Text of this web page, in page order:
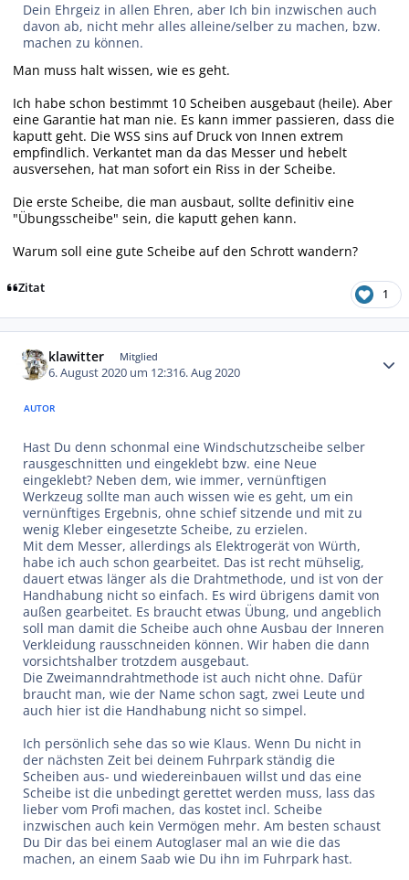
Dein Ehrgeiz in allen Ehren, aber Ich bin inzwischen auch
davon ab, nicht mehr alles alleine/selber zu machen, bzw.
machen zu können.
Man muss halt wissen, wie es geht.
Ich habe schon bestimmt 10 Scheiben ausgebaut (heile). Aber
eine Garantie hat man nie. Es kann immer passieren, dass die
kaputt geht. Die WSS sins auf Druck von Innen extrem
empfindlich. Verkantet man da das Messer und hebelt
ausversehen, hat man sofort ein Riss in der Scheibe.
Die erste Scheibe, die man ausbaut, sollte definitiv eine
"Übungsscheibe" sein, die kaputt gehen kann.
Warum soll eine gute Scheibe auf den Schrott wandern?
Zitat 1
klawitter Mitglied
6. August 2020 um 12:316. Aug 2020
AUTOR
Hast Du denn schonmal eine Windschutzscheibe selber
rausgeschnitten und eingeklebt bzw. eine Neue
eingeklebt? Neben dem, wie immer, vernünftigen
Werkzeug sollte man auch wissen wie es geht, um ein
vernünftiges Ergebnis, ohne schief sitzende und mit zu
wenig Kleber eingesetzte Scheibe, zu erzielen.
Mit dem Messer, allerdings als Elektrogerät von Würth,
habe ich auch schon gearbeitet. Das ist recht mühselig,
dauert etwas länger als die Drahtmethode, und ist von der
Handhabung nicht so einfach. Es wird übrigens damit von
außen gearbeitet. Es braucht etwas Übung, und angeblich
soll man damit die Scheibe auch ohne Ausbau der Inneren
Verkleidung rausschneiden können. Wir haben die dann
vorsichtshalber trotzdem ausgebaut.
Die Zweimanndrahtmethode ist auch nicht ohne. Dafür
braucht man, wie der Name schon sagt, zwei Leute und
auch hier ist die Handhabung nicht so simpel.
Ich persönlich sehe das so wie Klaus. Wenn Du nicht in
der nächsten Zeit bei deinem Fuhrpark ständig die
Scheiben aus- und wiedereinbauen willst und das eine
Scheibe ist die unbedingt gerettet werden muss, lass das
lieber vom Profi machen, das kostet incl. Scheibe
inzwischen auch kein Vermögen mehr. Am besten schaust
Du Dir das bei einem Autoglaser mal an wie die das
machen, an einem Saab wie Du ihn im Fuhrpark hast.